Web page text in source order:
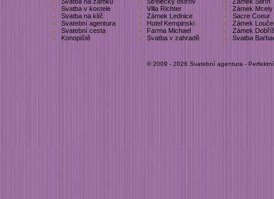
Svatba v kostele
Villa Richter
Zámek Mcely
Svatba na klíč
Zámek Lednice
Sacre Coeur
Svatební agentura
Hotel Kempinski
Zámek
Svatební cesta
Farma Michael
Zámek
Konopiště
Svatba v zahradě Svatba
© 2009 - 2026 Svatební agentura -